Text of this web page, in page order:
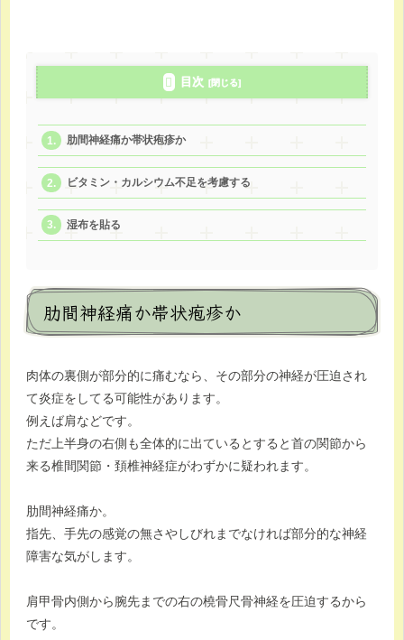
目次
肋間神経痛か帯状疱疹か
ビタミン・カルシウム不足を考慮する
湿布を貼る
肋間神経痛か帯状疱疹か
肉体の裏側が部分的に痛むなら、その部分の神経が圧迫され
て炎症をしてる可能性があります。
例えば肩などです。
ただ上半身の右側も全体的に出ているとすると首の関節から
来る椎間関節・頚椎神経症がわずかに疑われます。
肋間神経痛か。
指先、手先の感覚の無さやしびれまでなければ部分的な神経
障害な気がします。
肩甲骨内側から腕先までの右の橈骨尺骨神経を圧迫するから
です。